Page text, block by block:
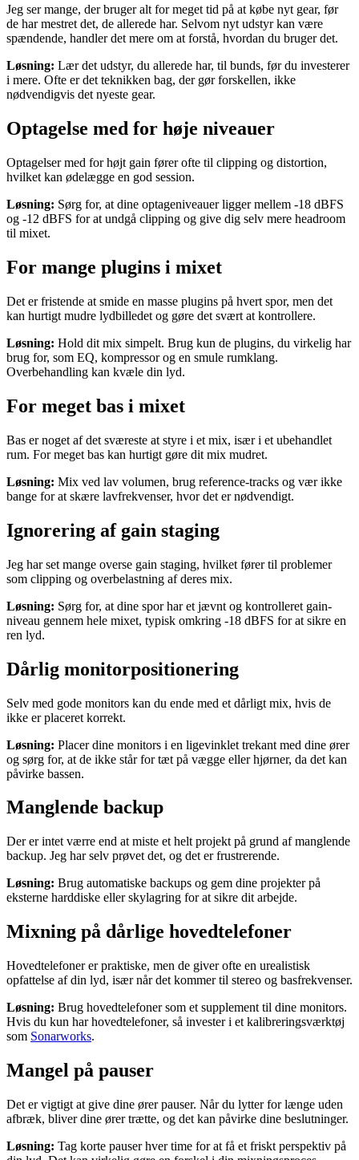
Jeg ser mange, der bruger alt for meget tid på at købe nyt gear, før
de har mestret det, de allerede har. Selvom nyt udstyr kan være
spændende, handler det mere om at forstå, hvordan du bruger det.
Løsning: Lær det udstyr, du allerede har, til bunds, før du investerer
i mere. Ofte er det teknikken bag, der gør forskellen, ikke
nødvendigvis det nyeste gear.
Optagelse med for høje niveauer
Optagelser med for højt gain fører ofte til clipping og distortion,
hvilket kan ødelægge en god session.
Løsning: Sørg for, at dine optageniveauer ligger mellem -18 dBFS
og -12 dBFS for at undgå clipping og give dig selv mere headroom
til mixet.
For mange plugins i mixet
Det er fristende at smide en masse plugins på hvert spor, men det
kan hurtigt mudre lydbilledet og gøre det svært at kontrollere.
Løsning: Hold dit mix simpelt. Brug kun de plugins, du virkelig har
brug for, som EQ, kompressor og en smule rumklang.
Overbehandling kan kvæle din lyd.
For meget bas i mixet
Bas er noget af det sværeste at styre i et mix, især i et ubehandlet
rum. For meget bas kan hurtigt gøre dit mix mudret.
Løsning: Mix ved lav volumen, brug reference-tracks og vær ikke
bange for at skære lavfrekvenser, hvor det er nødvendigt.
Ignorering af gain staging
Jeg har set mange overse gain staging, hvilket fører til problemer
som clipping og overbelastning af deres mix.
Løsning: Sørg for, at dine spor har et jævnt og kontrolleret gain-
niveau gennem hele mixet, typisk omkring -18 dBFS for at sikre en
ren lyd.
Dårlig monitorpositionering
Selv med gode monitors kan du ende med et dårligt mix, hvis de
ikke er placeret korrekt.
Løsning: Placer dine monitors i en ligevinklet trekant med dine ører
og sørg for, at de ikke står for tæt på vægge eller hjørner, da det kan
påvirke bassen.
Manglende backup
Der er intet værre end at miste et helt projekt på grund af manglende
backup. Jeg har selv prøvet det, og det er frustrerende.
Løsning: Brug automatiske backups og gem dine projekter på
eksterne harddiske eller skylagring for at sikre dit arbejde.
Mixning på dårlige hovedtelefoner
Hovedtelefoner er praktiske, men de giver ofte en urealistisk
opfattelse af din lyd, især når det kommer til stereo og basfrekvenser.
Løsning: Brug hovedtelefoner som et supplement til dine monitors.
Hvis du kun har hovedtelefoner, så invester i et kalibreringsværktøj
som Sonarworks.
Mangel på pauser
Det er vigtigt at give dine ører pauser. Når du lytter for længe uden
afbræk, bliver dine ører trætte, og det kan påvirke dine beslutninger.
Løsning: Tag korte pauser hver time for at få et friskt perspektiv på